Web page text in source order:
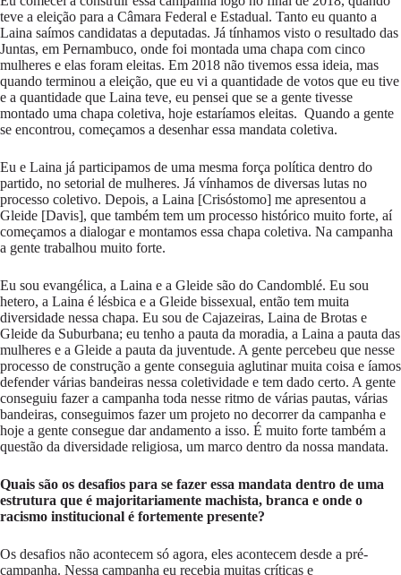
teve a eleição para a Câmara Federal e Estadual. Tanto eu quanto a
Laina saímos candidatas a deputadas. Já tínhamos visto o resultado das
Juntas, em Pernambuco, onde foi montada uma chapa com cinco
mulheres e elas foram eleitas. Em 2018 não tivemos essa ideia, mas
quando terminou a eleição, que eu vi a quantidade de votos que eu tive
e a quantidade que Laina teve, eu pensei que se a gente tivesse
montado uma chapa coletiva, hoje estaríamos eleitas. Quando a gente
se encontrou, começamos a desenhar essa mandata coletiva.
Eu e Laina já participamos de uma mesma força política dentro do
partido, no setorial de mulheres. Já vínhamos de diversas lutas no
processo coletivo. Depois, a Laina [Crisóstomo] me apresentou a
Gleide [Davis], que também tem um processo histórico muito forte, aí
começamos a dialogar e montamos essa chapa coletiva. Na campanha
a gente trabalhou muito forte.
Eu sou evangélica, a Laina e a Gleide são do Candomblé. Eu sou
hetero, a Laina é lésbica e a Gleide bissexual, então tem muita
diversidade nessa chapa. Eu sou de Cajazeiras, Laina de Brotas e
Gleide da Suburbana; eu tenho a pauta da moradia, a Laina a pauta das
mulheres e a Gleide a pauta da juventude. A gente percebeu que nesse
processo de construção a gente conseguia aglutinar muita coisa e íamos
defender várias bandeiras nessa coletividade e tem dado certo. A gente
conseguiu fazer a campanha toda nesse ritmo de várias pautas, várias
bandeiras, conseguimos fazer um projeto no decorrer da campanha e
hoje a gente consegue dar andamento a isso. É muito forte também a
questão da diversidade religiosa, um marco dentro da nossa mandata.
Quais são os desafios para se fazer essa mandata dentro de uma
estrutura que é majoritariamente machista, branca e onde o
racismo institucional é fortemente presente?
Os desafios não acontecem só agora, eles acontecem desde a pré-
campanha. Nessa campanha eu recebia muitas críticas e